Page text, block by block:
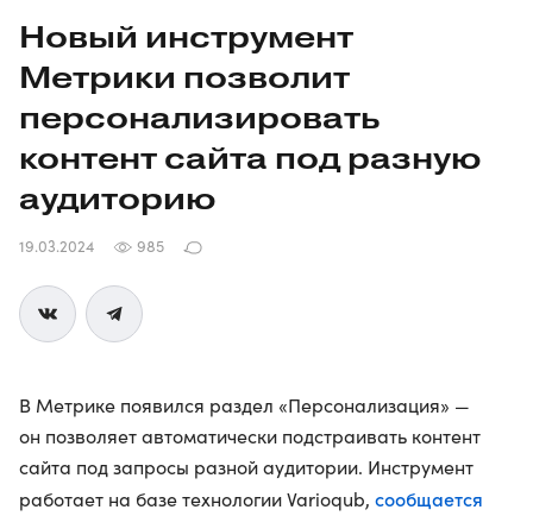
Новый инструмент
Метрики позволит
персонализировать
контент сайта под разную
аудиторию
19.03.2024 985
В Метрике появился раздел «Персонализация» —
он позволяет автоматически подстраивать контент
сайта под запросы разной аудитории. Инструмент
работает на базе технологии Varioqub, сообщается